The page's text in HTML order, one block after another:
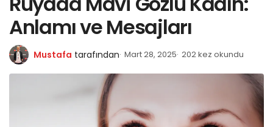
Anlamı ve Mesajları
Mustafa tarafından Mart 28, 2025 202 kez okundu